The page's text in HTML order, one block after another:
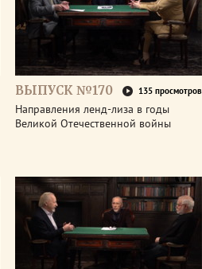
ВЫПУСК №170 135 просмотров
Направления ленд-лиза в годы
Великой Отечественной войны